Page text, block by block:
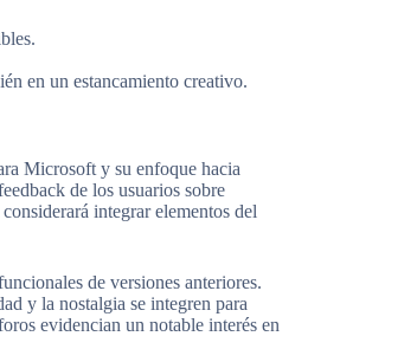
en un estancamiento creativo.
Microsoft y su enfoque hacia
de los usuarios sobre
integrar elementos del
de versiones anteriores.
y la nostalgia se integren para
evidencian un notable interés en